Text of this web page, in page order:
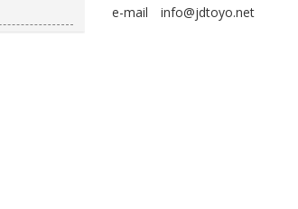
e-mail info@jdtoyo.net